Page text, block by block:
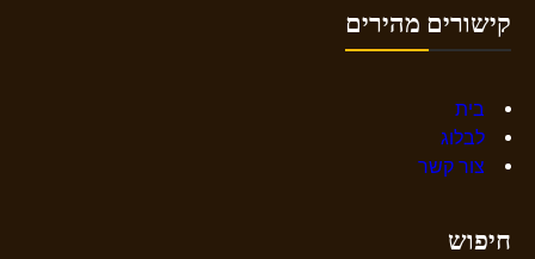
קישורים מהירים
בית
לבלוג
צור קשר
חיפוש